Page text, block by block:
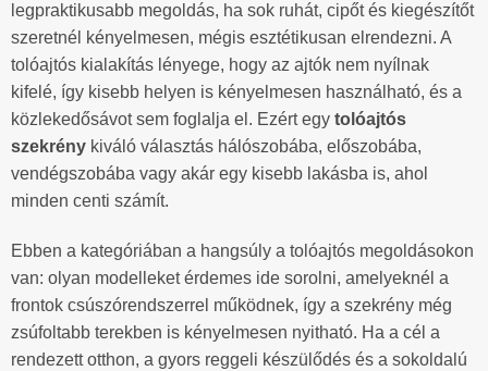
legpraktikusabb megoldás, ha sok ruhát, cipőt és kiegészítőt
szeretnél kényelmesen, mégis esztétikusan elrendezni. A
tolóajtós kialakítás lényege, hogy az ajtók nem nyílnak
kifelé, így kisebb helyen is kényelmesen használható, és a
közlekedősávot sem foglalja el. Ezért egy tolóajtós
szekrény kiváló választás hálószobába, előszobába,
vendégszobába vagy akár egy kisebb lakásba is, ahol
minden centi számít.
Ebben a kategóriában a hangsúly a tolóajtós megoldásokon
van: olyan modelleket érdemes ide sorolni, amelyeknél a
frontok csúszórendszerrel működnek, így a szekrény még
zsúfoltabb terekben is kényelmesen nyitható. Ha a cél a
rendezett otthon, a gyors reggeli készülődés és a sokoldalú